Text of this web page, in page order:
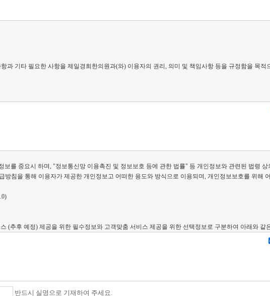
과 기타 필요한 사항을 제일경희한의원과(와) 이용자의 권리, 의미 및 책임사항 등을 규정함을 목적
따릅니다.
약관에 동의하고 서비스의 회원가입 양식을 작성하고 'ID'와 '비밀번호'를 발급받은 사람을 말합니
용자의 약관내용에 대한 동의로 성립됩니다.
습니다.
를 중요시 하며, "정보통신망 이용촉진 및 정보보호 등에 관한 법률" 등 개인정보와 관련된 법령
침을 통해 이용자가 제공한 개인정보고 어떠한 용도와 방식으로 이용되며, 개인정보보호를 위해
(추후 예정) 제공을 위한 필수정보와 고객맞춤 서비스 제공을 위한 선택정보로 구분하여 아래와 같
반드시 실명으로 기재하여 주세요.